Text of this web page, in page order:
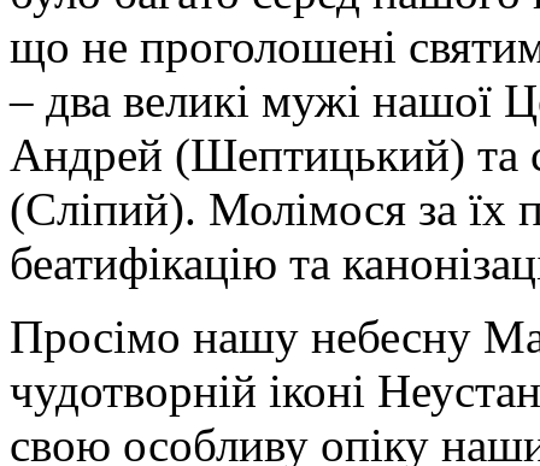
що не проголошені
– два великі мужі нашої
Андрей (Шептицький) та
(Сліпий). Молімося за їх
беатифікацію та
Просімо нашу небесну
чудотворній іконі
свою особливу опіку